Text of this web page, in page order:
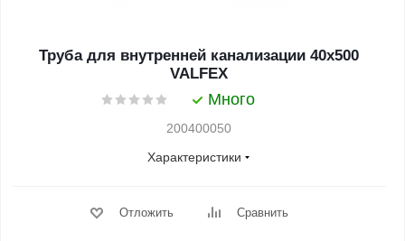
Труба для внутренней канализации 40x500
VALFEX
Много
200400050
Характеристики
Отложить Сравнить